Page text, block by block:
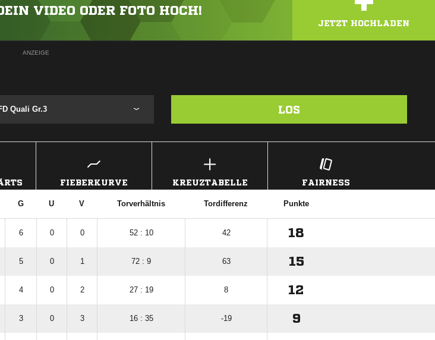
VIDEO ODER FOTO HOCH!
JETZT HOCHLADEN
ANZEIGE
Quali Gr.3 LOS
FIEBERKURVE KREUZTABELLE FAIRNESS
G U V Torverhältnis Tordifferenz Punkte
6 0 0 52 : 10 42 18
5 0 1 72 : 9 63 15
4 0 2 27 : 19 8 12
3 0 3 16 : 35 -19 9